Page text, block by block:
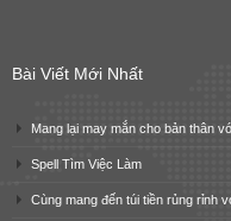
Bài Viết Mới Nhất
Mang lại may mắn cho bản thân
Spell Tìm Việc Làm
Cùng mang đến túi tiền rủng rỉnh